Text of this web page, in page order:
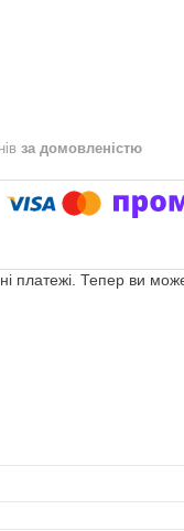
за домовленістю
платежі. Тепер ви